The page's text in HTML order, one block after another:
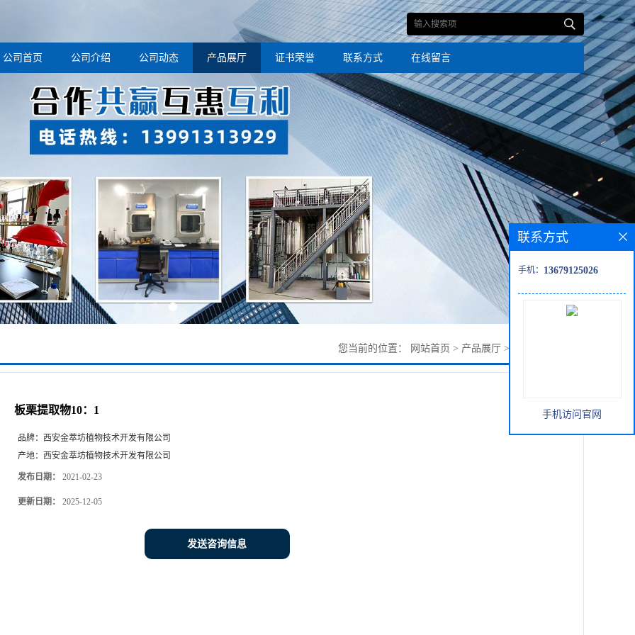
公司首页 公司介绍 公司动态 产品展厅 证书荣誉 联系方式 在线留言
您当前的位置： 网站首页 > 产品展厅 >
板栗提取物10：1
品牌： 西安金萃坊植物技术开发有限公司
产地： 西安金萃坊植物技术开发有限公司
发布日期： 2021-02-23
更新日期： 2025-12-05
发送咨询信息
联系方式
手机： 13679125026
手机访问官网